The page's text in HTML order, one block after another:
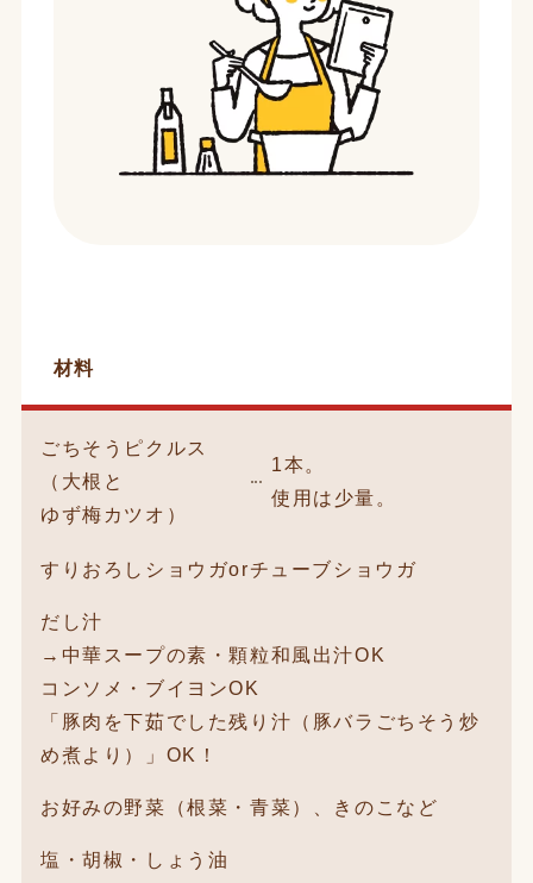
材料
ごちそうピクルス
（大根と
ゆず梅カツオ）
1本。
使用は少量。
すりおろしショウガorチューブショウガ
だし汁
→中華スープの素・顆粒和風出汁OK
コンソメ・ブイヨンOK
「豚肉を下茹でした残り汁（豚バラごちそう炒
め煮より）」OK！
お好みの野菜（根菜・青菜）、きのこなど
塩・胡椒・しょう油